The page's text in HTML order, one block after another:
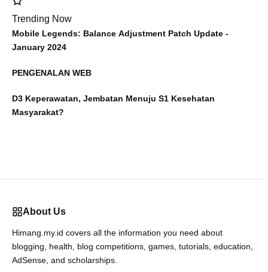
Trending Now
Mobile Legends: Balance Adjustment Patch Update -
January 2024
PENGENALAN WEB
D3 Keperawatan, Jembatan Menuju S1 Kesehatan
Masyarakat?
About Us
Himang.my.id covers all the information you need about
blogging, health, blog competitions, games, tutorials, education,
AdSense, and scholarships.